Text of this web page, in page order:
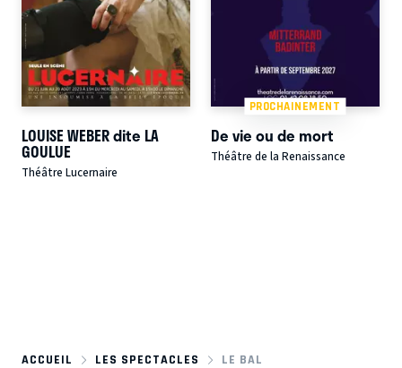
LOUISE WEBER dite LA
GOULUE
Théâtre Lucernaire
PROCHAINEMENT
De vie ou de mort
Théâtre de la Renaissance
ACCUEIL LES SPECTACLES LE BAL